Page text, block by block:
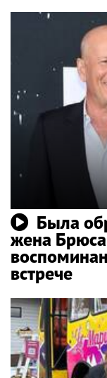
Была
жена
встрече